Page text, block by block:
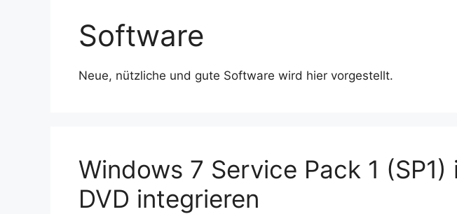
Software
Neue, nützliche und gute Software wird hier vorgestellt.
Windows 7 Service Pack 1 (SP1)
DVD integrieren